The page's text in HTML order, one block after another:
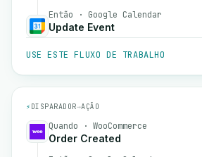
Então · Google Calendar
Update Event
USE ESTE FLUXO DE TRABALHO
⚡ DISPARADOR→AÇÃO
Quando · WooCommerce
Order Created